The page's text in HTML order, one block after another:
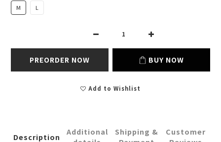
M L
PREORDER NOW BUY NOW
Add to Wishlist
Description
Additional
Shipping &
Customer